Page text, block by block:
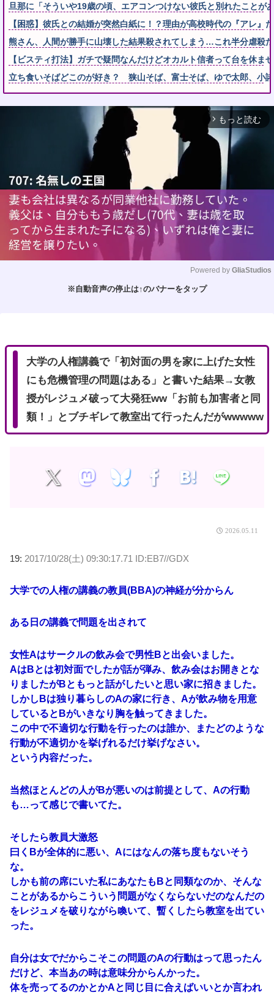
旦那に「そういや19歳の頃、エアコンつけない彼氏と別れたことが
【困惑】彼氏との結婚が突然白紙に！？理由が高校時代の『アレ』
熊さん、人間が勝手に山壊した結果殺されてしまう…これ半分虐殺
【ビスティ打法】ガチで疑問なんだけどオカルト信者って台を休
立ち食いそばどこのが好き？ 狭山そば、富士そば、ゆで太郎、小
arrow_forward_ios もっと読む
Powered by GliaStudios
※自動音声の停止は↑のバナーをタップ
大学の人権講義で「初対面の男を家に上げた女性
にも危機管理の問題はある」と書いた結果→女教
授がレジュメ破って大発狂ww「お前も加害者と同
類！」とブチギレて教室出て行ったんだがwwwww
2026.05.11
19: 2017/10/28(土) 09:30:17.71 ID:EB7//GDX
大学での人権の講義の教員(BBA)の神経が分からん
ある日の講義で問題を出されて
女性Aはサークルの飲み会で男性Bと出会いました。
AはBとは初対面でしたが話が弾み、飲み会はお開きとな
りましたがBともっと話がしたいと思い家に招きました。
しかしBは独り暮らしのAの家に行き、Aが飲み物を用意
しているとBがいきなり胸を触ってきました。
この中で不適切な行動を行ったのは誰か、またどのような
行動が不適切かを挙げれるだけ挙げなさい。
という内容だった。
当然ほとんどの人がBが悪いのは前提として、Aの行動
も…って感じで書いてた。
そしたら教員大激怒
曰くBが全体的に悪い、Aにはなんの落ち度もないそう
な。
しかも前の席にいた私にあなたもBと同類なのか、そんな
ことがあるからこういう問題がなくならないだのなんだの
をレジュメを破りながら喚いて、暫くしたら教室を出てい
った。
自分は女でだからこそこの問題のAの行動はって思ったん
だけど、本当あの時は意味分からんかった。
体を売ってるのかとかAと同じ目に合えばいいとか言われ